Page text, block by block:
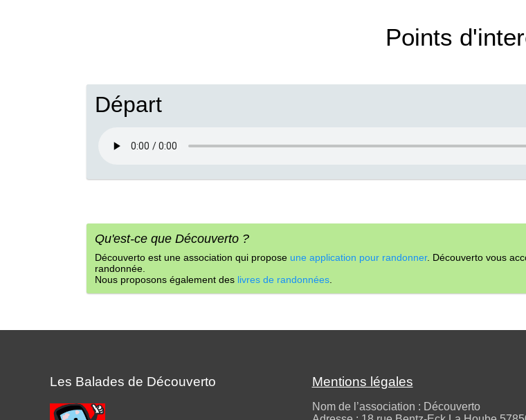
Points
Départ
Qu'est-ce que Découverto ?
Découverto est une association qui propose une application pour randonner. Découverto vous
randonnée.
Nous proposons également des livres de randonnées
Les Balades de Découverto Mentions légales
Nom de l’association : Découverto